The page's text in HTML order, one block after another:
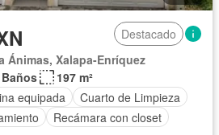
Destacado
Ánimas, Xalapa-Enríquez
197 m²
equipada
Cuarto de Limpieza
Recámara con closet